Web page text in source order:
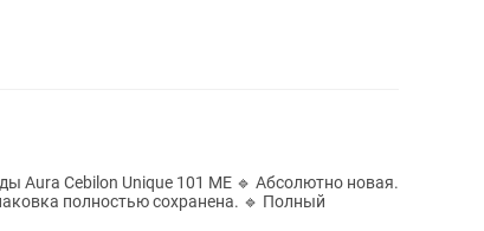
Aura Cebilon Unique 101 ME 🔹 Абсолютно новая.
полностью сохранена. 🔹 Полный